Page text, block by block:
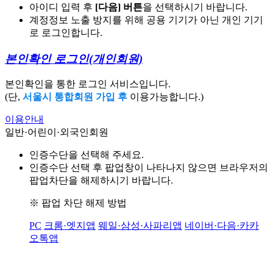
아이디 입력 후 [다음] 버튼을 선택하시기 바랍니다.
계정정보 노출 방지를 위해 공용 기기가 아닌 개인 기기
로 로그인합니다.
본인확인 로그인(개인회원)
본인확인을 통한 로그인 서비스입니다.
(단, 서울시 통합회원 가입 후 이용가능합니다.)
이용안내
일반·어린이·외국인회원
인증수단을 선택해 주세요.
인증수단 선택 후 팝업창이 나타나지 않으면 브라우저의
팝업차단을 해제하시기 바랍니다.
※ 팝업 차단 해제 방법
PC 크롬·엣지앱 웨일·삼성·사파리앱 네이버·다음·카카
오톡앱